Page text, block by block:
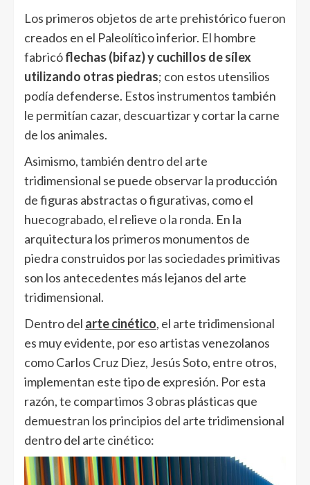
Los primeros objetos de arte prehistórico fueron
creados en el Paleolítico inferior. El hombre
fabricóflechas (bifaz) y cuchillos de sílex
utilizando otras piedras; con estos utensilios
podía defenderse. Estos instrumentos también
le permitían cazar, descuartizar y cortar la carne
de los animales.
Asimismo, también dentro del arte
tridimensional se puede observar la producción
de figuras abstractas o figurativas, como el
huecograbado, el relieve o la ronda. En la
arquitectura los primeros monumentos de
piedra construidos por las sociedades primitivas
son los antecedentes más lejanos del arte
tridimensional.
Dentro del arte cinético, el arte tridimensional
es muy evidente, por eso artistas venezolanos
como Carlos Cruz Diez, Jesús Soto, entre otros,
implementan este tipo de expresión. Por esta
razón, te compartimos 3 obras plásticas que
demuestran los principios del arte tridimensional
dentro del arte cinético: